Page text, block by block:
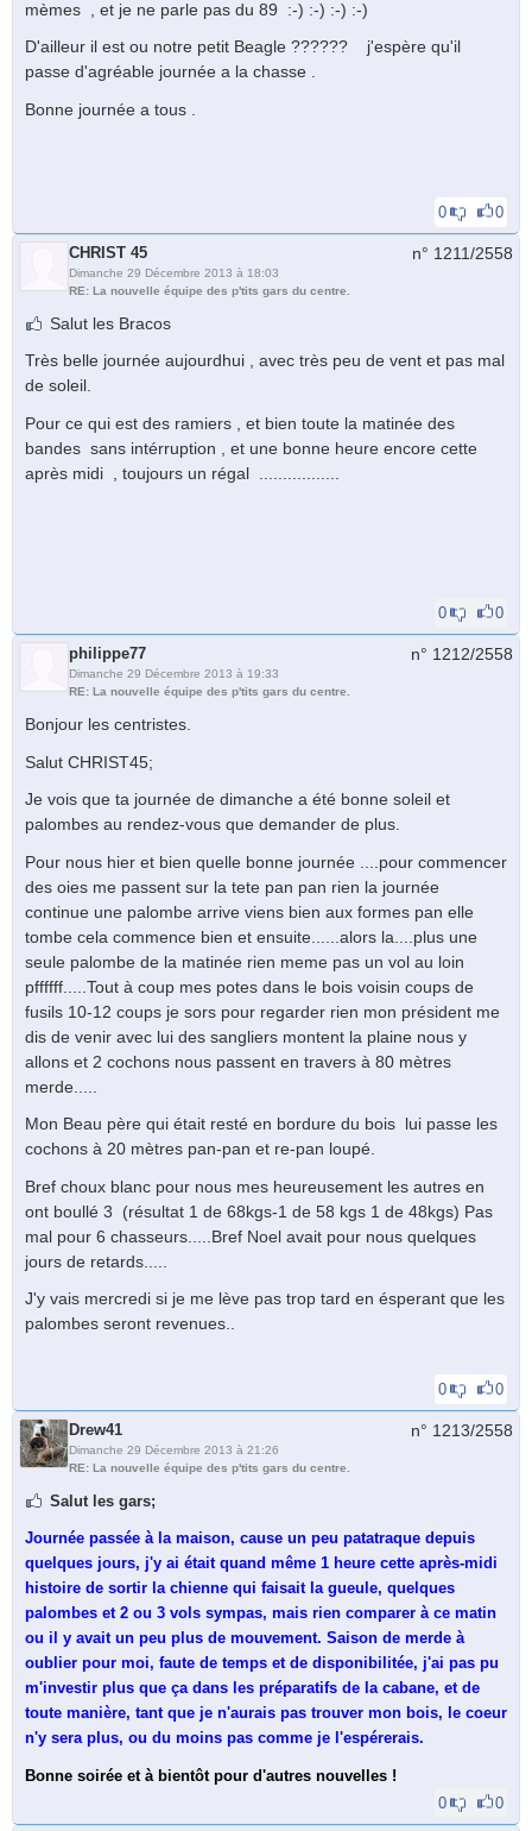
mèmes , et je ne parle pas du 89 :-) :-) :-) :-)
D'ailleur il est ou notre petit Beagle ?????? j'espère qu'il
passe d'agréable journée a la chasse .
Bonne journée a tous .
0 0
CHRIST 45
Dimanche 29 Décembre 2013 à 18:03
RE: La nouvelle équipe des p'tits gars du centre.
n° 1211/2558
Salut les Bracos
Très belle journée aujourdhui , avec très peu de vent et pas mal
de soleil.
Pour ce qui est des ramiers , et bien toute la matinée des
bandes sans intérruption , et une bonne heure encore cette
après midi , toujours un régal .................
0 0
philippe77
Dimanche 29 Décembre 2013 à 19:33
RE: La nouvelle équipe des p'tits gars du centre.
n° 1212/2558
Bonjour les centristes.
Salut CHRIST45;
Je vois que ta journée de dimanche a été bonne soleil et
palombes au rendez-vous que demander de plus.
Pour nous hier et bien quelle bonne journée ....pour commencer
des oies me passent sur la tete pan pan rien la journée
continue une palombe arrive viens bien aux formes pan elle
tombe cela commence bien et ensuite......alors la....plus une
seule palombe de la matinée rien meme pas un vol au loin
pffffff.....Tout à coup mes potes dans le bois voisin coups de
fusils 10-12 coups je sors pour regarder rien mon président me
dis de venir avec lui des sangliers montent la plaine nous y
allons et 2 cochons nous passent en travers à 80 mètres
merde.....
Mon Beau père qui était resté en bordure du bois lui passe les
cochons à 20 mètres pan-pan et re-pan loupé.
Bref choux blanc pour nous mes heureusement les autres en
ont boullé 3 (résultat 1 de 68kgs-1 de 58 kgs 1 de 48kgs) Pas
mal pour 6 chasseurs.....Bref Noel avait pour nous quelques
jours de retards.....
J'y vais mercredi si je me lève pas trop tard en ésperant que les
palombes seront revenues..
0 0
Drew41
Dimanche 29 Décembre 2013 à 21:26
RE: La nouvelle équipe des p'tits gars du centre.
n° 1213/2558
Salut les gars;
Journée passée à la maison, cause un peu patatraque depuis
quelques jours, j'y ai était quand même 1 heure cette après-midi
histoire de sortir la chienne qui faisait la gueule, quelques
palombes et 2 ou 3 vols sympas, mais rien comparer à ce matin
ou il y avait un peu plus de mouvement. Saison de merde à
oublier pour moi, faute de temps et de disponibilitée, j'ai pas pu
m'investir plus que ça dans les préparatifs de la cabane, et de
toute manière, tant que je n'aurais pas trouver mon bois, le coeur
n'y sera plus, ou du moins pas comme je l'espérerais.
Bonne soirée et à bientôt pour d'autres nouvelles !
0
0